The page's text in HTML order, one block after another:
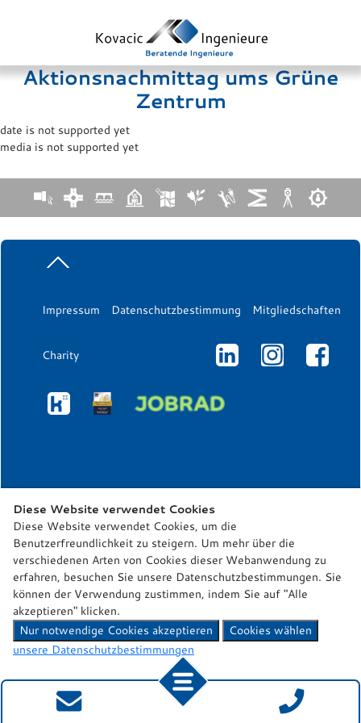
Aktionsnachmittag ums Grüne
Zentrum
date is not supported yet
media is not supported yet
Impressum Datenschutzbestimmung Mitgliedschaften
Charity
Diese Website verwendet Cookies
Diese Website verwendet Cookies, um die
Benutzerfreundlichkeit zu steigern. Um mehr über die
verschiedenen Arten von Cookies dieser Webanwendung zu
erfahren, besuchen Sie unsere Datenschutzbestimmungen. Sie
können der Verwendung zustimmen, indem Sie auf "Alle
akzeptieren" klicken.
Nur notwendige Cookies akzeptieren
Cookies wählen
unsere Datenschutzbestimmungen